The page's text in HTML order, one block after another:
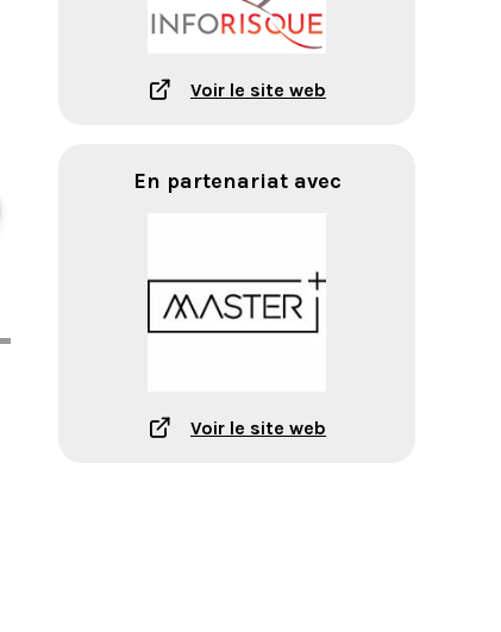
Voir le site web
En partenariat avec
Voir le site web